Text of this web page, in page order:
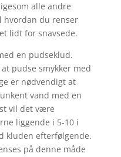
alle andre
hvordan du renser
lidt for snavsede.
en pudseklud.
pudse smykker med
er nødvendigt at
vand med en
vil det være
liggende i 5-10 i
kluden efterfølgende.
på denne måde